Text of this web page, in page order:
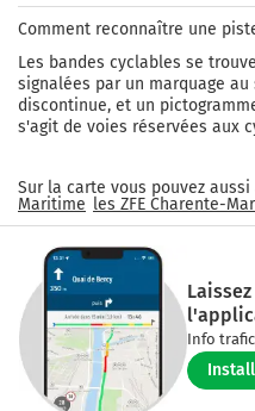
Comment reconnaître une
Les bandes cyclables se
signalées par un marquage
discontinue, et un
s'agit de voies réservées aux
Sur la carte vous pouvez
Maritime les ZFE Charente-
Info